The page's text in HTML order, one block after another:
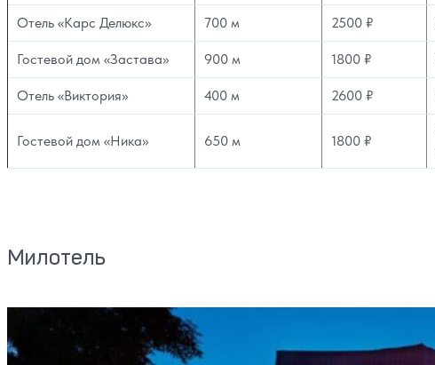
Отель «Карс Делюкс» 700 м 2500 ₽
Гостевой дом «Застава» 900 м 1800 ₽
Отель «Виктория» 400 м 2600 ₽
Гостевой дом «Ника» 650 м 1800 ₽
Милотель